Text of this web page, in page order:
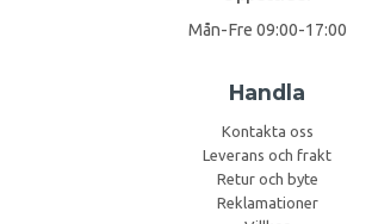
Mån-Fre 09:00-17:00
Handla
Kontakta oss
Leverans och frakt
Retur och byte
Reklamationer